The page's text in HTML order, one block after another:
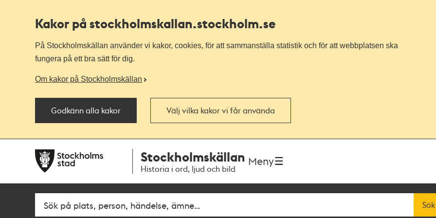
Kakor på stockholmskallan.stockholm.se
På Stockholmskällan använder vi kakor, cookies, för att sammanställa statistik och för att webbplatsen ska
fungera på ett bra sätt för dig.
Om kakor på Stockholmskällan
Godkänn alla kakor Välj vilka kakor vi får använda
navigationen
huvudinnehållet
Stockholmskällan
Historia i ord, ljud och bild
Meny
Fritextsök Sök